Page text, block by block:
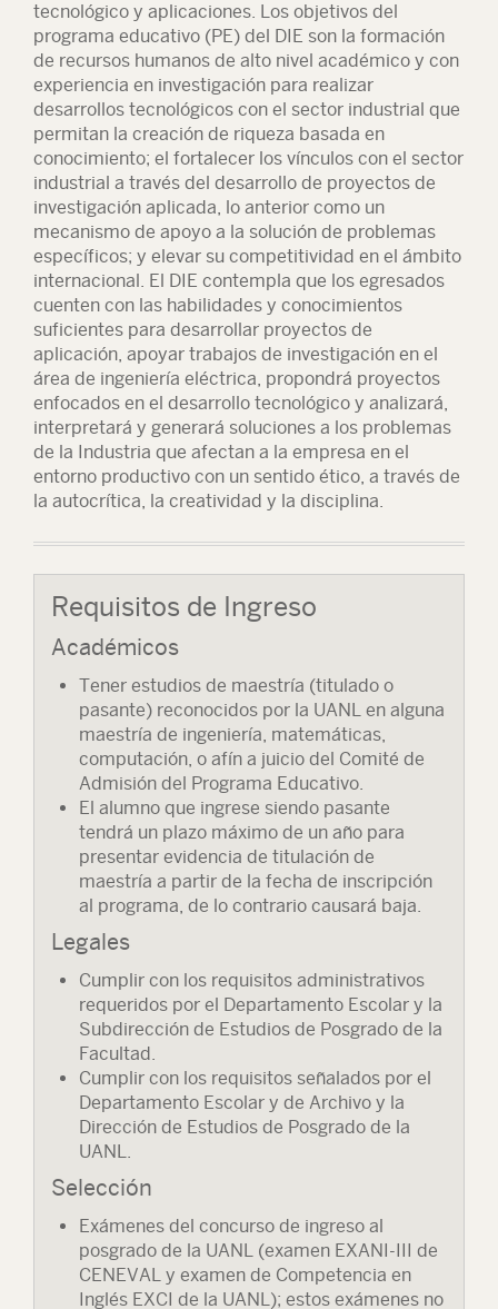
tecnológico y aplicaciones. Los objetivos del
programa educativo (PE) del DIE son la formación
de recursos humanos de alto nivel académico y con
experiencia en investigación para realizar
desarrollos tecnológicos con el sector industrial que
permitan la creación de riqueza basada en
conocimiento; el fortalecer los vínculos con el sector
industrial a través del desarrollo de proyectos de
investigación aplicada, lo anterior como un
mecanismo de apoyo a la solución de problemas
específicos; y elevar su competitividad en el ámbito
internacional. El DIE contempla que los egresados
cuenten con las habilidades y conocimientos
suficientes para desarrollar proyectos de
aplicación, apoyar trabajos de investigación en el
área de ingeniería eléctrica, propondrá proyectos
enfocados en el desarrollo tecnológico y analizará,
interpretará y generará soluciones a los problemas
de la Industria que afectan a la empresa en el
entorno productivo con un sentido ético, a través de
la autocrítica, la creatividad y la disciplina.
Requisitos de Ingreso
Académicos
Tener estudios de maestría (titulado o
pasante) reconocidos por la UANL en alguna
maestría de ingeniería, matemáticas,
computación, o afín a juicio del Comité de
Admisión del Programa Educativo.
El alumno que ingrese siendo pasante
tendrá un plazo máximo de un año para
presentar evidencia de titulación de
maestría a partir de la fecha de inscripción
al programa, de lo contrario causará baja.
Legales
Cumplir con los requisitos administrativos
requeridos por el Departamento Escolar y la
Subdirección de Estudios de Posgrado de la
Facultad.
Cumplir con los requisitos señalados por el
Departamento Escolar y de Archivo y la
Dirección de Estudios de Posgrado de la
UANL.
Selección
Exámenes del concurso de ingreso al
posgrado de la UANL (examen EXANI-III de
CENEVAL y examen de Competencia en
Inglés EXCI de la UANL); estos exámenes no